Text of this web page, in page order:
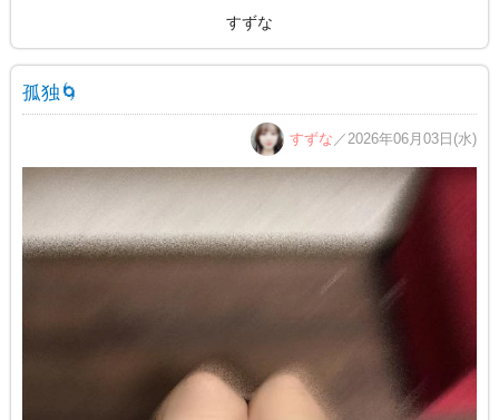
すずな
孤独🌀
すずな ／2026年06月03日(水)